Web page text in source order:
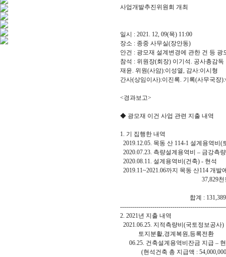
사업개발추진위원회 개최
일시 : 2021. 12, 09(목) 11:00
장소 : 종중 사무실(장안동)
안건 : 광모재 설계변경에 관한 건 등
참석 : 위원장(회장) 이기석. 공사총감
재윤. 위원(사암):이성열, 감사:이시형
간사(상임이사):이진록. 기록(사무국장
<경과보고>
◆ 광모재 이건 사업 관련 지출 내역
1. 기 집행한 내역
2019.12.05. 목동 산 114-1 설계용역비
2020.07.23. 측량설계용역비 – 금
2020.08.11. 설계용역비(건축) -
2019.11~2021.06까지 목동 산114 개
37,829천
합계 : 131,389
2. 2021년 지출 내역
2021.06.25. 지적측량비(국토정보공사)
토지분활,경계복원,등록전
06.25. 건축설계용역비잔금 지급 –
(현석건축 총 지급액 :